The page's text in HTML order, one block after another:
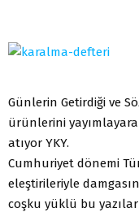
Günlerin Getirdiği ve
ürünlerini
atıyor YKY.
Cumhuriyet dönemi
eleştirileriyle
coşku yüklü bu